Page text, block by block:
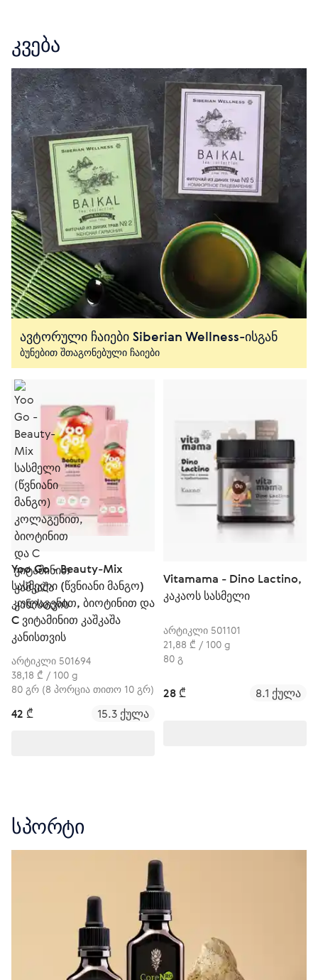
კვება
ავტორული ჩაიები Siberian Wellness-ისგან
ბუნებით შთაგონებული ჩაიები
Yoo Gо - Beauty-Mix
სასმელი (წვნიანი მანგო)
კოლაგენით, ბიოტინით და
C ვიტამინით კაშკაშა
კანისთვის
არტიკლი 501694
38,18 ₾ / 100 g
80 გრ (8 პორცია თითო 10 გრ)
42 ₾ 15.3 ქულა
Vitamama - Dino Lactino,
კაკაოს სასმელი
არტიკლი 501101
21,88 ₾ / 100 g
80 გ
28 ₾ 8.1 ქულა
სპორტი